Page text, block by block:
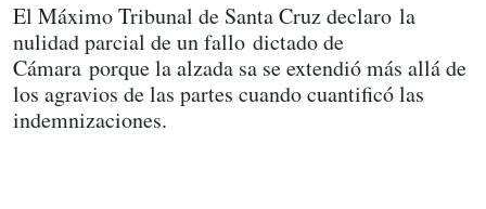
El Máximo Tribunal de Santa Cruz declaro la
nulidad parcial de un fallo dictado de
Cámara porque la alzada sa se extendió más allá de
los agravios de las partes cuando cuantificó las
indemnizaciones.